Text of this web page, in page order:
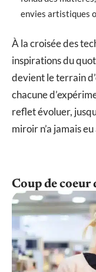
envies artistiques
À la croisée des
inspirations du
devient le terrain
chacune
reflet évoluer,
miroir n’a jamais
Coup de coeur